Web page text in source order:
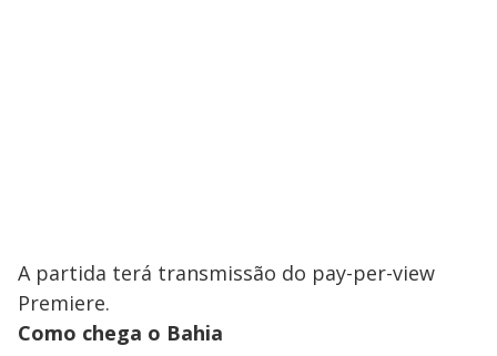
A partida terá transmissão do pay-per-view
Premiere.
Como chega o Bahia